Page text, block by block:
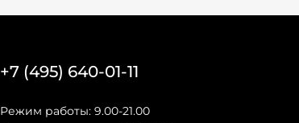
+7 (495) 640-01-11
Режим работы: 9.00-21.00